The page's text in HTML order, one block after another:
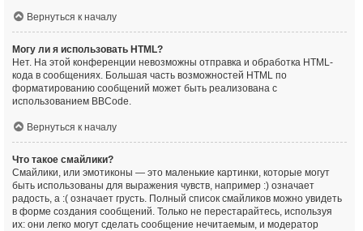
Вернуться к началу
Могу ли я использовать HTML?
Нет. На этой конференции невозможны отправка и обработка HTML-
кода в сообщениях. Большая часть возможностей HTML по
форматированию сообщений может быть реализована с
использованием BBCode.
Вернуться к началу
Что такое смайлики?
Смайлики, или эмотиконы — это маленькие картинки, которые могут
быть использованы для выражения чувств, например :) означает
радость, а :( означает грусть. Полный список смайликов можно увидеть
в форме создания сообщений. Только не перестарайтесь, используя
их: они легко могут сделать сообщение нечитаемым, и модератор